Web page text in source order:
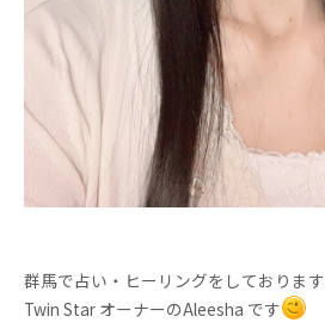
群馬で占い・ヒーリングをしております
Twin Star オーナーのAleesha です